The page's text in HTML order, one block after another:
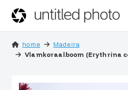
home
Madeira
Vlamkoraalboom (Erythrina